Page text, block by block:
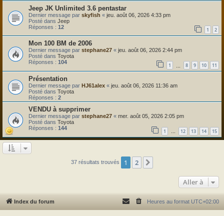
Jeep JK Unlimited 3.6 pentastar
Dernier message par skyfish « jeu. août 06, 2026 4:33 pm
Posté dans Jeep
Réponses : 12 1 2
Mon 100 BM de 2006
Dernier message par stephane27 « jeu. août 06, 2026 2:44 pm
Posté dans Toyota
Réponses : 104 1 8 9 10 11
Présentation
Dernier message par HJ61alex « jeu. août 06, 2026 11:36 am
Posté dans Toyota
Réponses : 2
VENDU à supprimer
Dernier message par stephane27 « mer. août 05, 2026 2:05 pm
Posté dans Toyota
Réponses : 144 1 … 12 13 14 15
37 résultats trouvés 1 2
Aller à
Index du forum Heures au format UTC+02:00